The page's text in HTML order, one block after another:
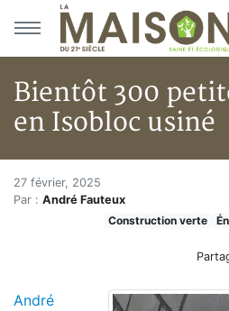
Aller au menu principal
Aller au contenu principal
Bientôt 300
en Isobloc usiné
Accueil
Articles
Construction verte
Bientôt 300 petites
Bientôt 300
27 février, 2025
Par : André Fauteux
Construction verte
André